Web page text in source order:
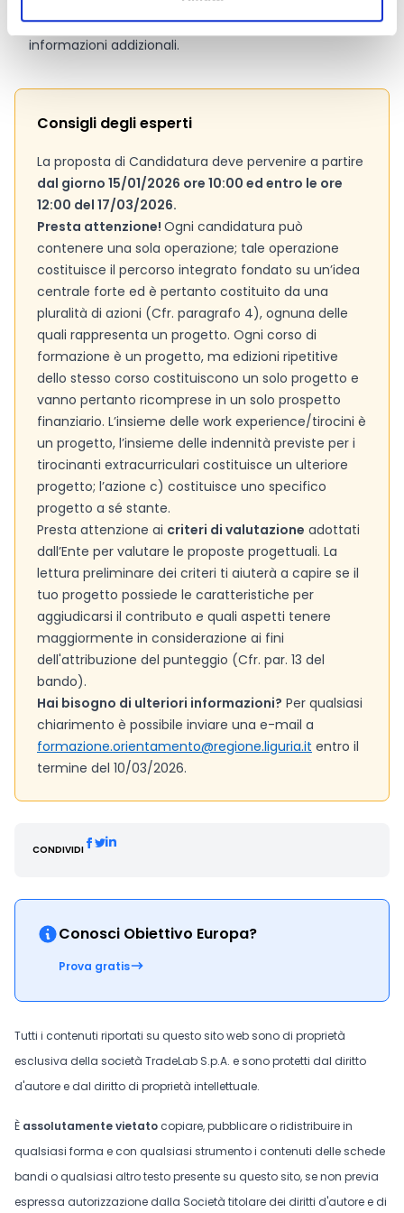
ufficiale del bando per gli aggiornamenti e le
informazioni addizionali.
Consigli degli esperti
La proposta di Candidatura deve pervenire a partire
dal giorno 15/01/2026 ore 10:00 ed entro le ore
12:00 del 17/03/2026.
Presta attenzione! Ogni candidatura può
contenere una sola operazione; tale operazione
costituisce il percorso integrato fondato su un’idea
centrale forte ed è pertanto costituito da una
pluralità di azioni (Cfr. paragrafo 4), ognuna delle
quali rappresenta un progetto. Ogni corso di
formazione è un progetto, ma edizioni ripetitive
dello stesso corso costituiscono un solo progetto e
vanno pertanto ricomprese in un solo prospetto
finanziario. L’insieme delle work experience/tirocini è
un progetto, l’insieme delle indennità previste per i
tirocinanti extracurriculari costituisce un ulteriore
progetto; l’azione c) costituisce uno specifico
progetto a sé stante.
Presta attenzione ai criteri di valutazione adottati
dall’Ente per valutare le proposte progettuali. La
lettura preliminare dei criteri ti aiuterà a capire se il
tuo progetto possiede le caratteristiche per
aggiudicarsi il contributo e quali aspetti tenere
maggiormente in considerazione ai fini
dell'attribuzione del punteggio (Cfr. par. 13 del
bando).
Hai bisogno di ulteriori informazioni? Per qualsiasi
chiarimento è possibile inviare una e-mail a
formazione.orientamento@regione.liguria.it entro il
termine del 10/03/2026.
CONDIVIDI
Conosci Obiettivo Europa?
Prova gratis
Tutti i contenuti riportati su questo sito web sono di proprietà
esclusiva della società TradeLab S.p.A. e sono protetti dal diritto
d'autore e dal diritto di proprietà intellettuale.
È assolutamente vietato copiare, pubblicare o ridistribuire in
qualsiasi forma e con qualsiasi strumento i contenuti delle schede
bandi o qualsiasi altro testo presente su questo sito, se non previa
espressa autorizzazione dalla Società titolare dei diritti d'autore e di